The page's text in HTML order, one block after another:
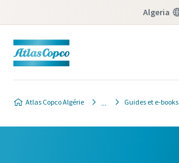
Algeria
Atlas Copco Algérie Guides et e-books